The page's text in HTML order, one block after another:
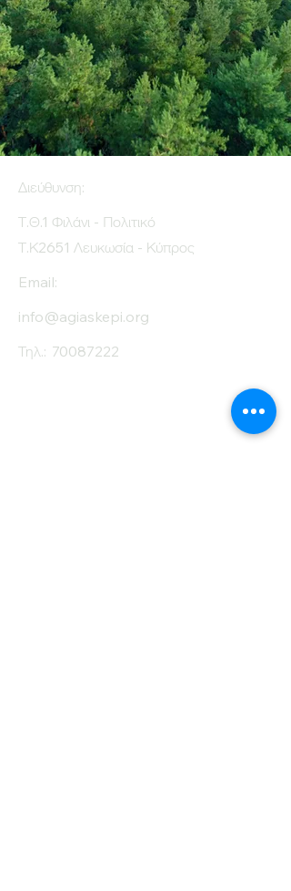
Διεύθυνση:
Τ.Θ.1 Φιλάνι - Πολιτικό
Τ.Κ2651 Λευκωσία - Κύπρος
Email:
info@agiaskepi.org
Τηλ.: 70087222